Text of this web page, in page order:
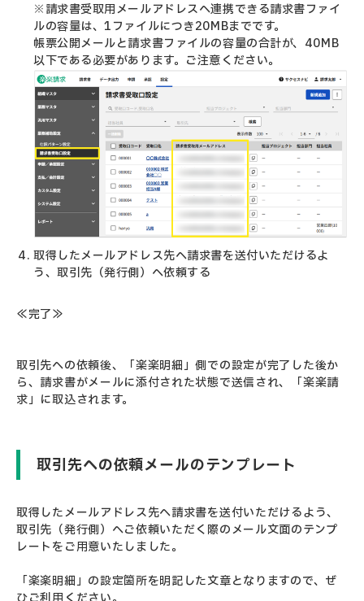
※請求書受取用メールアドレスへ連携できる請求書ファイ
ルの容量は、1ファイルにつき20MBまでです。
帳票公開メールと請求書ファイルの容量の合計が、40MB
以下である必要があります。ご注意ください。
取得したメールアドレス先へ請求書を送付いただけるよ
う、取引先（発行側）へ依頼する
≪完了≫
取引先への依頼後、「楽楽明細」側での設定が完了した後か
ら、請求書がメールに添付された状態で送信され、「楽楽請
求」に取込されます。
取引先への依頼メールのテンプレート
取得したメールアドレス先へ請求書を送付いただけるよう、
取引先（発行側）へご依頼いただく際のメール文面のテンプ
レートをご用意いたしました。
「楽楽明細」の設定箇所を明記した文章となりますので、ぜ